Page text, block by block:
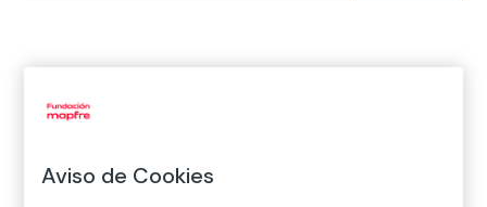
H
Aviso de Cookies